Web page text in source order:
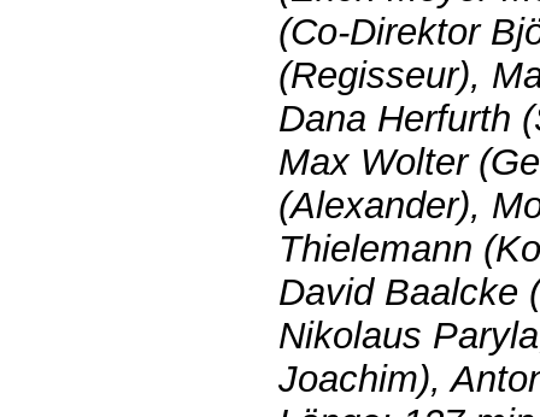
(Co-Direktor
(Regisseur),
Dana Herfurth
Max Wolter
(Alexander),
Thielemann
David Baalcke
Nikolaus
Joachim),